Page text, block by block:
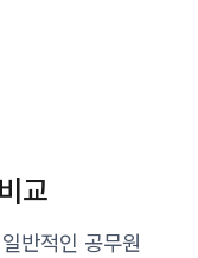
교
반적인 공무원